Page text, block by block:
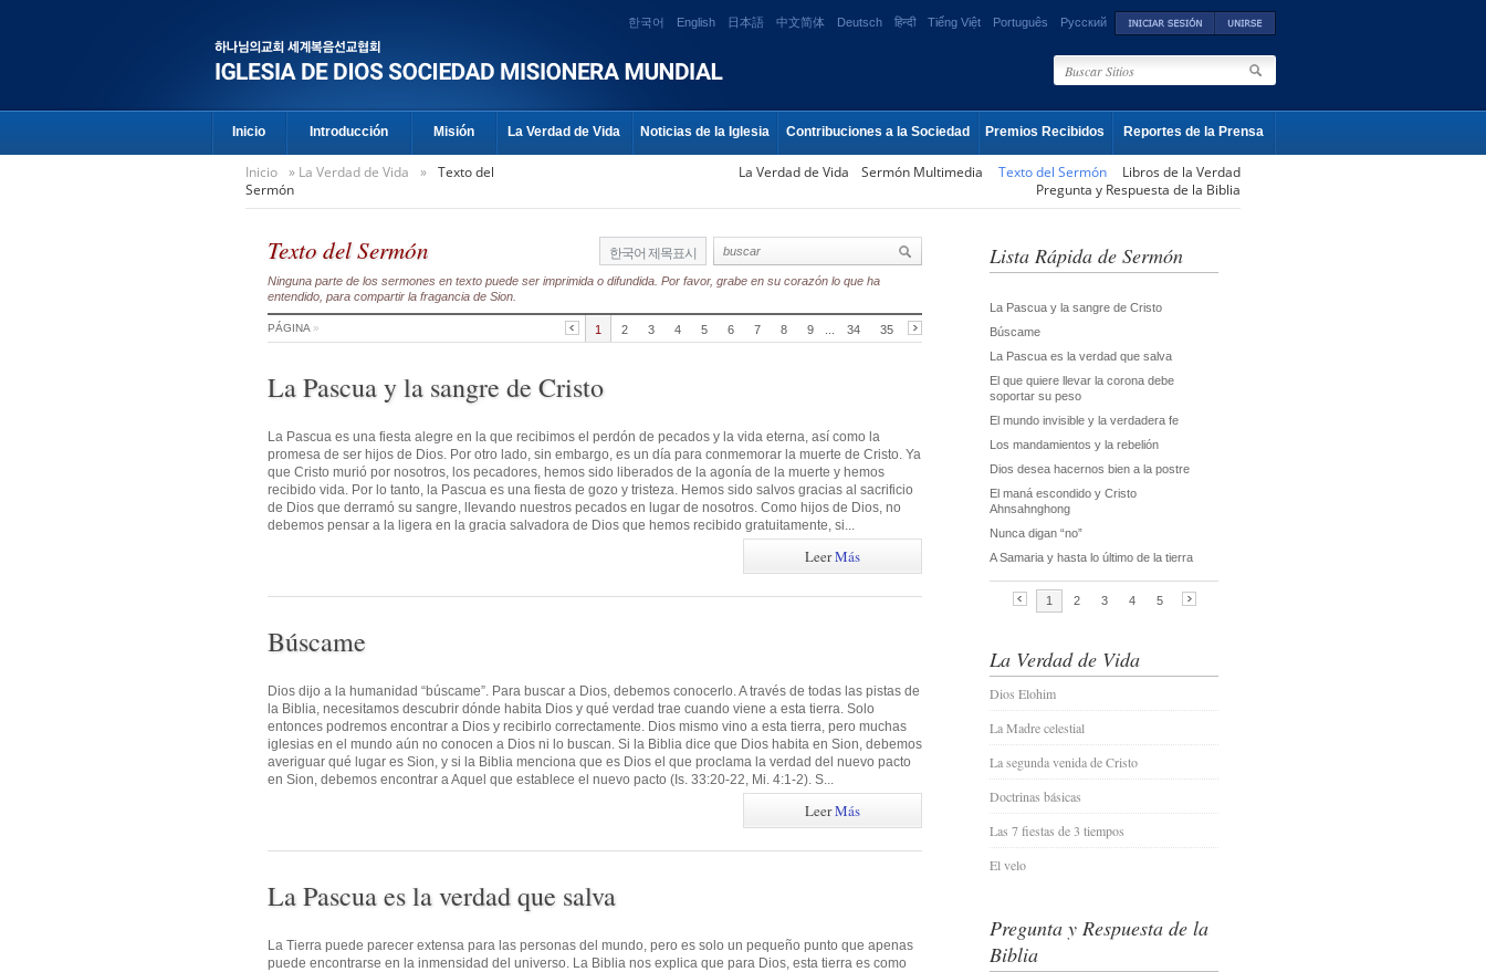
한국어 English 日本語 中文简体 Deutsch हिन्दी Tiếng Việt Português Русский
Inicio Introducción Misión La Verdad de Vida Noticias de la Iglesia Contribuciones a la Sociedad Premios Recibidos Reportes de la Prensa
Inicio » La Verdad de Vida » Texto del
Sermón
La Verdad de Vida Sermón Multimedia Texto del Sermón
Libros de la Verdad
Pregunta y Respuesta de la Biblia
Texto del Sermón 한국어 제목표시
Ninguna parte de los sermones en texto puede ser imprimida o difundida. Por favor, grabe en su corazón lo que ha
entendido, para compartir la fragancia de Sion.
PÁGINA » 1 2 3 4 5 6 7 8 9 34 35
La Pascua y la sangre de Cristo
La Pascua es una fiesta alegre en la que recibimos el perdón de pecados y la vida eterna, así como la
promesa de ser hijos de Dios. Por otro lado, sin embargo, es un día para conmemorar la muerte de Cristo. Ya
que Cristo murió por nosotros, los pecadores, hemos sido liberados de la agonía de la muerte y hemos
recibido vida. Por lo tanto, la Pascua es una fiesta de gozo y tristeza. Hemos sido salvos gracias al sacrificio
de Dios que derramó su sangre, llevando nuestros pecados en lugar de nosotros. Como hijos de Dios, no
debemos pensar a la ligera en la gracia salvadora de Dios que hemos recibido gratuitamente, si...
LeerMás
Búscame
Dios dijo a la humanidad “búscame”. Para buscar a Dios, debemos conocerlo. A través de todas las pistas de
la Biblia, necesitamos descubrir dónde habita Dios y qué verdad trae cuando viene a esta tierra. Solo
entonces podremos encontrar a Dios y recibirlo correctamente. Dios mismo vino a esta tierra, pero muchas
iglesias en el mundo aún no conocen a Dios ni lo buscan. Si la Biblia dice que Dios habita en Sion, debemos
averiguar qué lugar es Sion, y si la Biblia menciona que es Dios el que proclama la verdad del nuevo pacto
en Sion, debemos encontrar a Aquel que establece el nuevo pacto (Is. 33:20-22, Mi. 4:1-2). S...
LeerMás
La Pascua es la verdad que salva
La Tierra puede parecer extensa para las personas del mundo, pero es solo un pequeño punto que apenas
puede encontrarse en la inmensidad del universo. La Biblia nos explica que para Dios, esta tierra es como
La Verdad de Vida
Dios Elohim
La Madre celestial
La segunda venida de Cristo
Doctrinas básicas
Las 7 fiestas de 3 tiempos
El velo